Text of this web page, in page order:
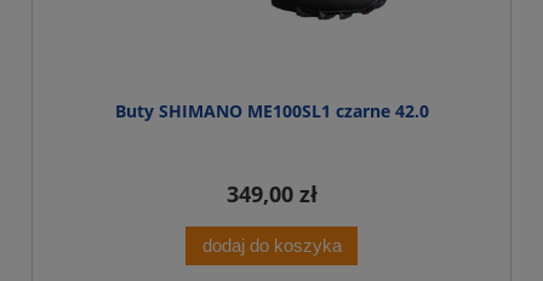
Buty SHIMANO ME100SL1 czarne 42.0
349,00 zł
dodaj do koszyka